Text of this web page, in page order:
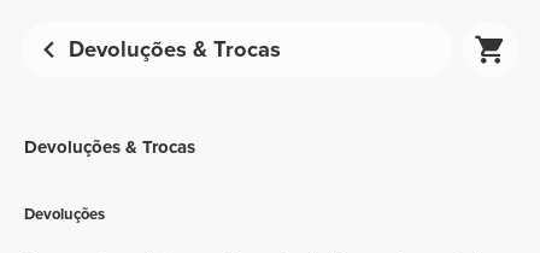
Devoluções & Trocas
Devoluções & Trocas
Devoluções